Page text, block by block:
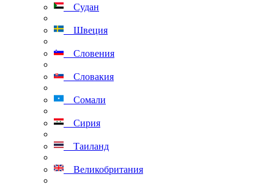
Судан
Швеция
Словения
Словакия
Сомали
Сирия
Таиланд
Великобритания